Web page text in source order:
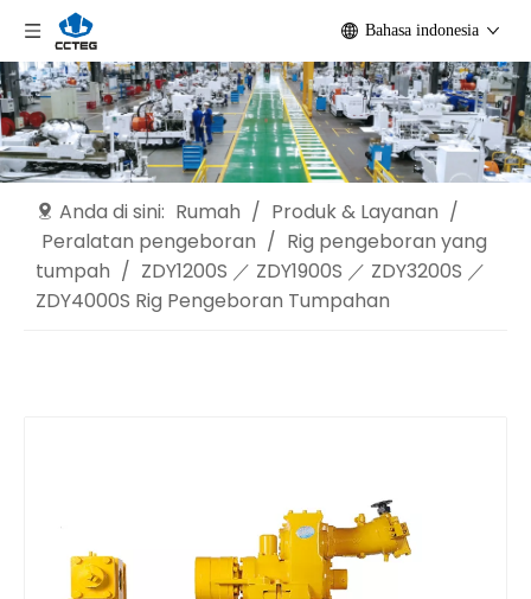
Bahasa indonesia
Anda di sini: Rumah / Produk & Layanan /
Peralatan pengeboran / Rig pengeboran yang
tumpah / ZDY1200S ／ ZDY1900S ／ ZDY3200S ／
ZDY4000S Rig Pengeboran Tumpahan